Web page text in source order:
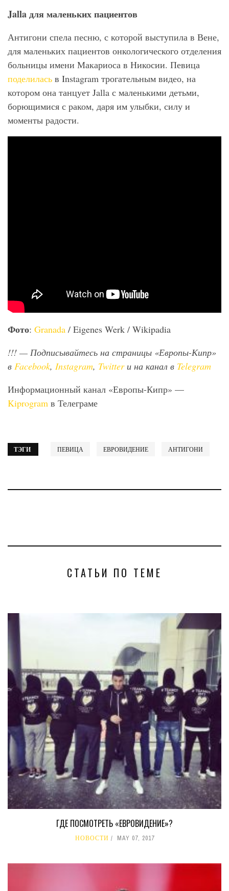
Jallaдля маленьких пациентов
Антигони спела песню, с которой выступила в Вене,
для маленьких пациентов онкологического отделения
больницы имени Макариоса в Никосии. Певица
поделилась в Instagram трогательным видео, на
котором она танцует Jalla с маленькими детьми,
борющимися с раком, даря им улыбки, силу и
моменты радости.
Фото: Granada / Eigenes Werk / Wikipadia
!!! — Подписывайтесь на страницы «Европы-Кипр»
в Facebook, Instagram, Twitterи на канал в Telegram
Информационный канал «Европы-Кипр» —
Kiprogram в Телеграме
ТЭГИ ПЕВИЦА ЕВРОВИДЕНИЕ АНТИГОНИ
СТАТЬИ ПО ТЕМЕ
ГДЕ ПОСМОТРЕТЬ «ЕВРОВИДЕНИЕ»?
НОВОСТИ MAY 07, 2017